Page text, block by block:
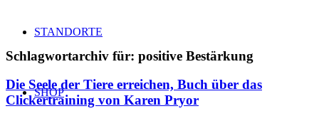
STANDORTE
SHOP
Schlagwortarchiv für: positive Bestärkung
Die Seele der Tiere erreichen, Buch über das
Clickertraining von Karen Pryor